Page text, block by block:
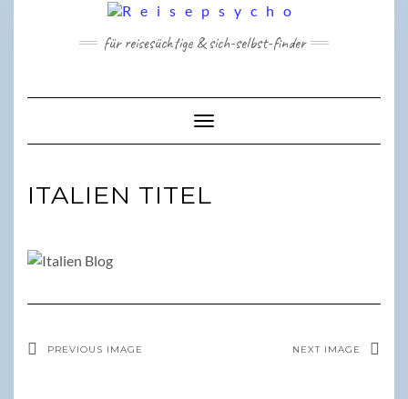
für reisesüchtige & sich-selbst-finder
Toggle Navigation
ITALIEN TITEL
PREVIOUS IMAGE NEXT IMAGE